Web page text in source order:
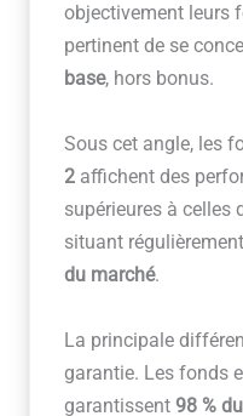
objectivement leurs
pertinent de se
base, hors bonus.
Sous cet angle, les
2affichent des
supérieures à celles
situant
du marché.
La principale
garantie. Les fonds
garantissent 98 %